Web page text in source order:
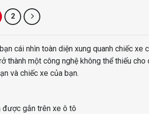
2
cái nhìn toàn diện xung quanh chiếc xe
một công nghệ không thể thiếu cho
và chiếc xe của bạn.